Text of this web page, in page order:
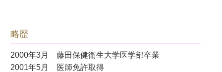
略歴
2000年3月 藤田保健衛生大学医学部卒業
2001年5月 医師免許取得